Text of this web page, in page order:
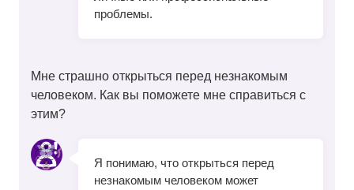
проблемы.
Мне страшно открыться перед незнакомым
человеком. Как вы поможете мне справиться с
этим?
Я понимаю, что открыться перед
незнакомым человеком может